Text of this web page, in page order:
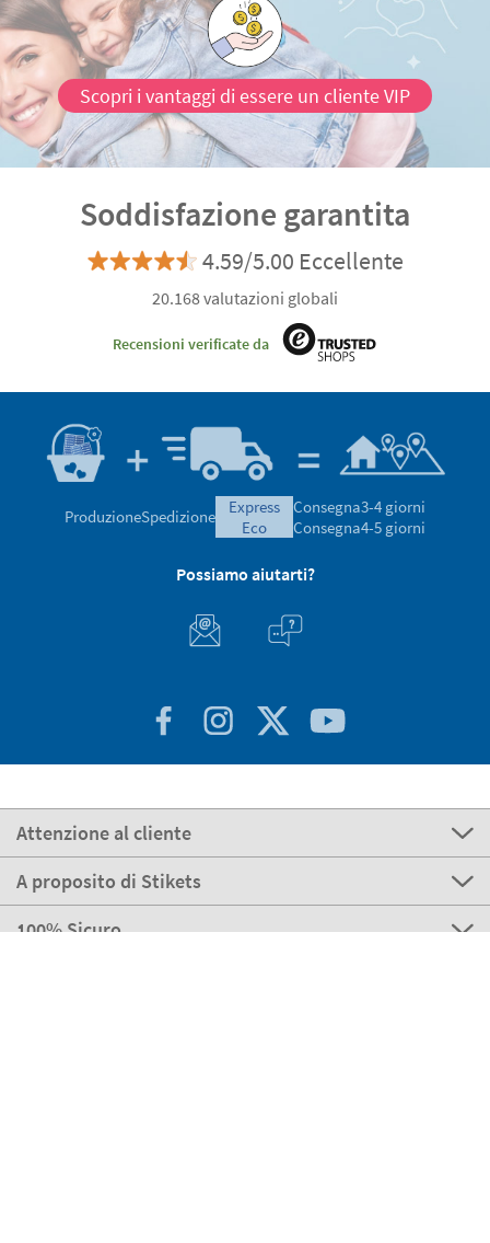
Scopri i vantaggi di essere un cliente VIP
Soddisfazione garantita
4.59/5.00 Eccellente
20.168 valutazioni globali
Recensioni verificate da
ProduzioneSpedizione
express
eco
Consegna3-4 giorni
Consegna4-5 giorni
Possiamo aiutarti?
Attenzione al cliente
A proposito di Stikets
100% Sicuro